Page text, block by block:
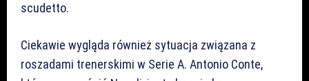
scudetto.
Ciekawie wygląda również sytuacja związana z
roszadami trenerskimi w Serie A. Antonio Conte,